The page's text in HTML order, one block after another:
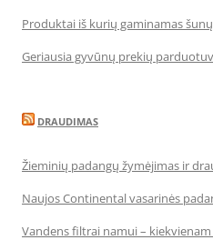
Produktai iš kurių gaminamas
Geriausia gyvūnų prekių
DRAUDIMAS
Žieminių padangų žymėjimas ir
Naujos Continental vasarinės
Vandens filtrai namui –